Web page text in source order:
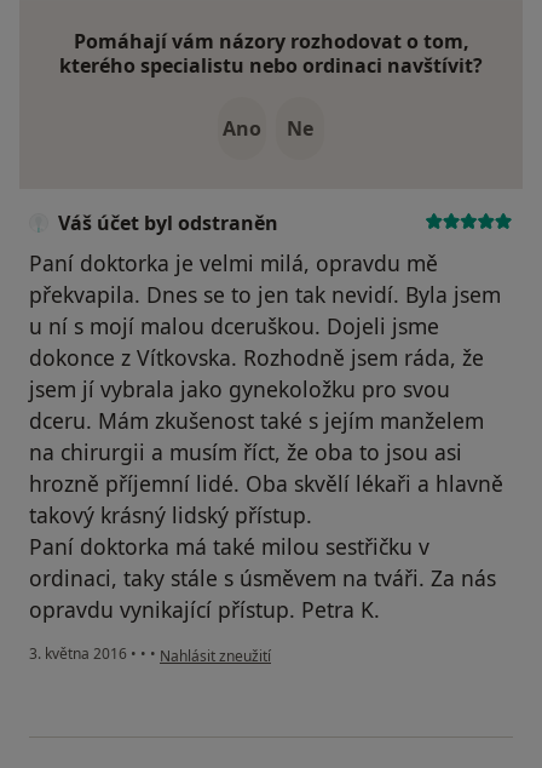
Pomáhají vám názory rozhodovat o tom,
kterého specialistu nebo ordinaci navštívit?
Ano Ne
Váš účet byl odstraněn
Paní doktorka je velmi milá, opravdu mě
překvapila. Dnes se to jen tak nevidí. Byla jsem
u ní s mojí malou dceruškou. Dojeli jsme
dokonce z Vítkovska. Rozhodně jsem ráda, že
jsem jí vybrala jako gynekoložku pro svou
dceru. Mám zkušenost také s jejím manželem
na chirurgii a musím říct, že oba to jsou asi
hrozně příjemní lidé. Oba skvělí lékaři a hlavně
takový krásný lidský přístup.
Paní doktorka má také milou sestřičku v
ordinaci, taky stále s úsměvem na tváři. Za nás
opravdu vynikající přístup. Petra K.
3. května 2016 • • • podle názoru uživatele Váš účet byl odstraněn
Nahlásit zneužití